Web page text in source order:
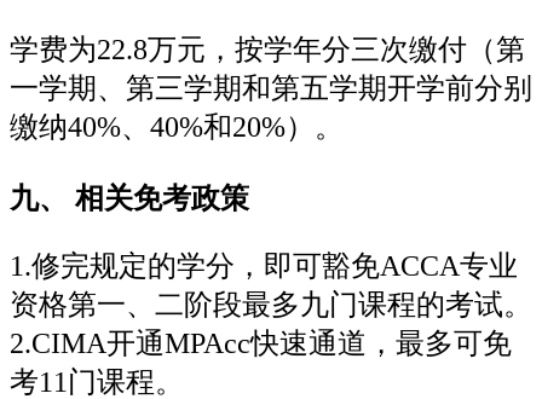
学费为22.8万元，按学年分三次缴付（第
一学期、第三学期和第五学期开学前分别
缴纳40%、40%和20%）。
九、 相关免考政策
1.修完规定的学分，即可豁免ACCA专业
资格第一、二阶段最多九门课程的考试。
2.CIMA开通MPAcc快速通道，最多可免
考11门课程。